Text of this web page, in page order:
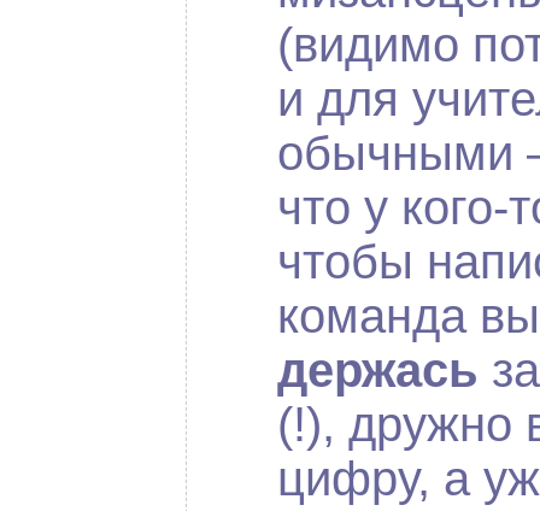
(видимо
и для
обычными
что у кого-
чтобы
команда
держась
(!), дружно
цифру, а